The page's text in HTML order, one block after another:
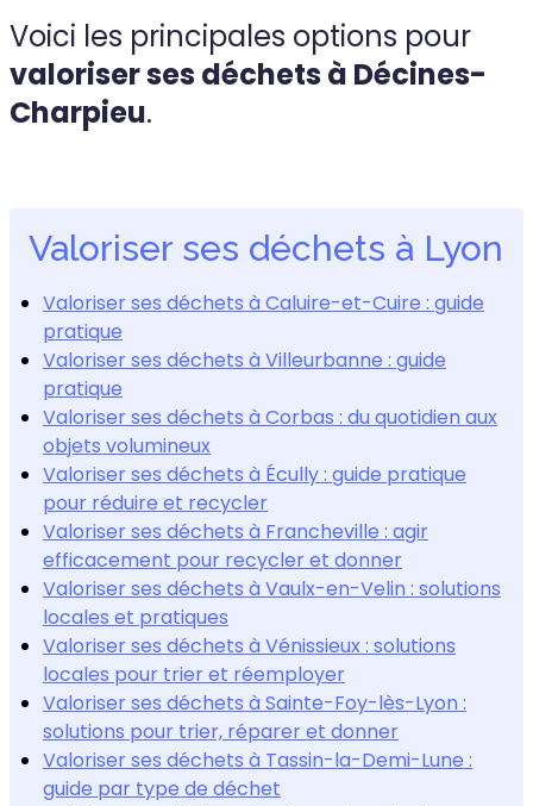
Voici les principales options pour
valoriser ses déchets à Décines-
Charpieu.
Valoriser ses déchets à Lyon
Valoriser ses déchets à Caluire-et-Cuire : guide
pratique
Valoriser ses déchets à Villeurbanne : guide
pratique
Valoriser ses déchets à Corbas : du quotidien aux
objets volumineux
Valoriser ses déchets à Écully : guide pratique
pour réduire et recycler
Valoriser ses déchets à Francheville : agir
efficacement pour recycler et donner
Valoriser ses déchets à Vaulx-en-Velin : solutions
locales et pratiques
Valoriser ses déchets à Vénissieux : solutions
locales pour trier et réemployer
Valoriser ses déchets à Sainte-Foy-lès-Lyon :
solutions pour trier, réparer et donner
Valoriser ses déchets à Tassin-la-Demi-Lune :
guide par type de déchet